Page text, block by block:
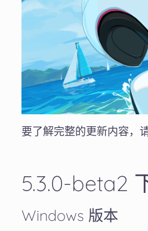
要了解完整的更新内容，
5.3.0-beta2
Windows 版本